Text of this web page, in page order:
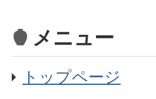
メニュー
トップページ